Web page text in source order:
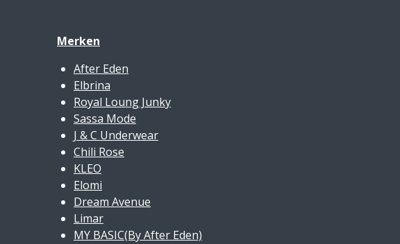
Merken
After Eden
Elbrina
Royal Loung Junky
Sassa Mode
J & C Underwear
Chili Rose
KLEO
Elomi
Dream Avenue
Limar
MY BASIC(By After Eden)